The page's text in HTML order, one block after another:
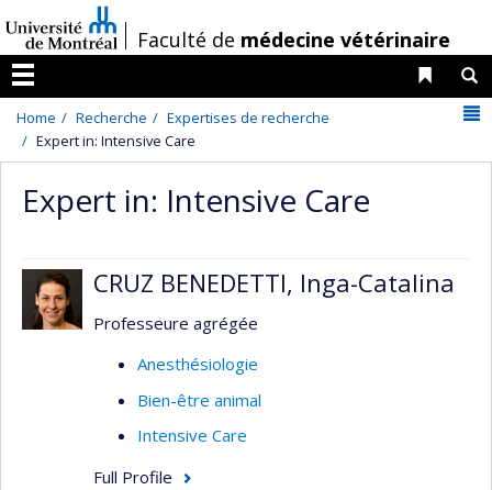
au
contenu
/Faculté de médecine vétérinaire
Menu
Liens
Home Recherche
Expertises de recherche
Expert in: Intensive Care
Expert in: Intensive Care
CRUZ BENEDETTI, Inga-Catalina
Professeure agrégée
Anesthésiologie
Bien-être animal
Intensive Care
Full Profile